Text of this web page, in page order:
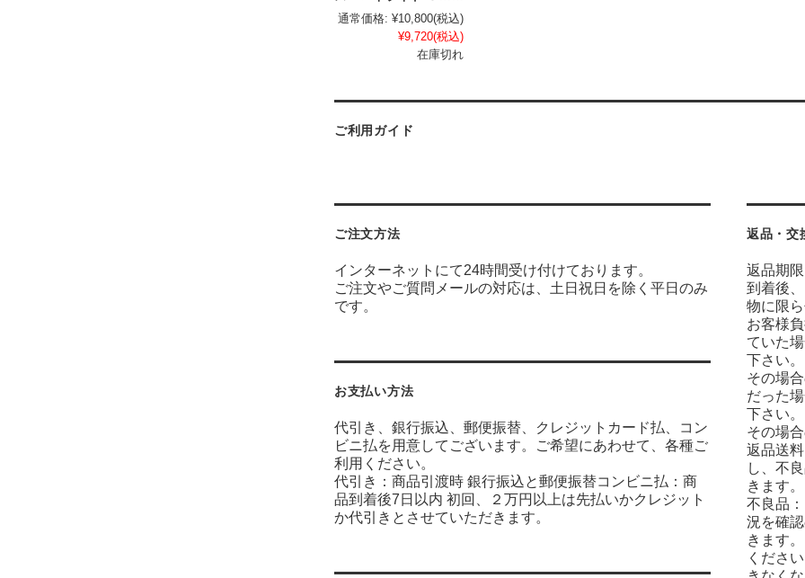
通常価格: ¥10,800(税込)
¥9,720(税込)
在庫切れ
ご利用ガイド
ご注文方法
インターネットにて24時間受け付けております。
ご注文やご質問メールの対応は、土日祝日を除く平日のみ
です。
お支払い方法
代引き、銀行振込、郵便振替、クレジットカード払、コン
ビニ払を用意してございます。ご希望にあわせて、各種ご
利用ください。
代引き：商品引渡時 銀行振込と郵便振替コンビニ払：商
品到着後7日以内 初回、２万円以上は先払いかクレジット
か代引きとさせていただきます。
返品・交
返品期
到着後
物に限
お客様
ていた
下さい
その場
だった
下さい
その場
返品送
し、不
きます。
不良品
況を確
きます
くださ